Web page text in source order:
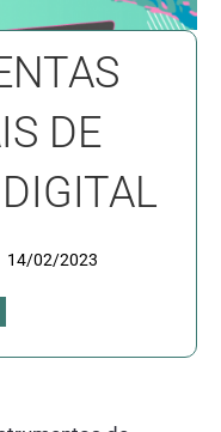
DE
14/02/2023